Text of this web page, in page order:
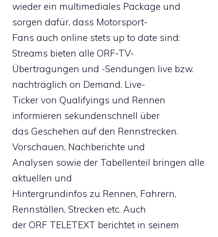
wieder ein multimediales Package und
sorgen dafür, dass Motorsport-
Fans auch online stets up to date sind:
Streams bieten alle ORF-TV-
Übertragungen und -Sendungen live bzw.
nachträglich on Demand. Live-
Ticker von Qualifyings und Rennen
informieren sekundenschnell über
das Geschehen auf den Rennstrecken.
Vorschauen, Nachberichte und
Analysen sowie der Tabellenteil bringen alle
aktuellen und
Hintergrundinfos zu Rennen, Fahrern,
Rennställen, Strecken etc. Auch
der ORF TELETEXT berichtet in seinem